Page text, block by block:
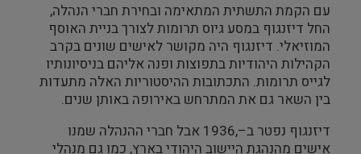
עם הקמת התשתית המתאימה ובחירת חברי הנהלה,
החל דיזנגוף במסע גיוס תרומות לצורך בניית האוסף
המוזיאלי. דיזנגוף היה מקושר לאישים שונים בקרב
הקהילות היהודיות בתפוצות ופנה אליהם בניסיונותיו
לגייס תרומות. התכתובות ההיסטוריות האלה מתעדות
בין השאר גם את המתרחש באירופה באותן שנים.
דיזנגוף נפטר ב–,1936 אבל חברי ההנהלה שמנו
אישים מהנהגת היישוב היהודי בארץ, כמו גם מנהלי